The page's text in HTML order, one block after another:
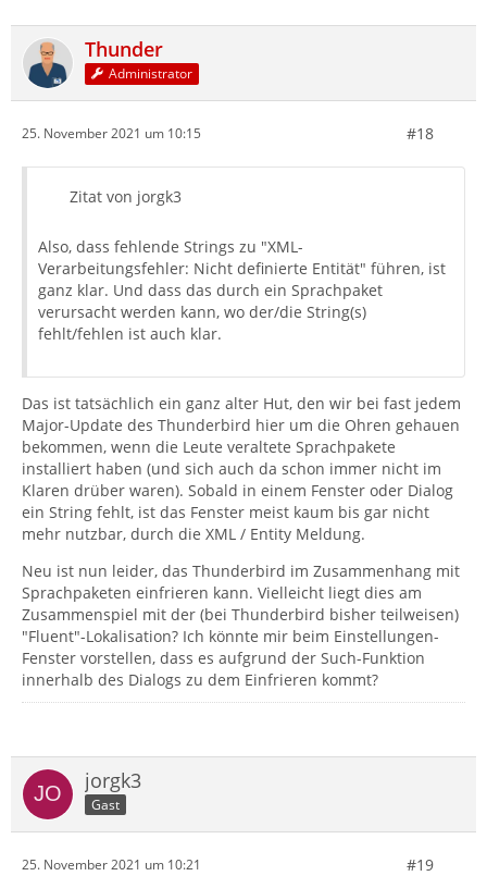
Thunder
Administrator
25. November 2021 um 10:15 #18
Zitat von jorgk3
Also, dass fehlende Strings zu "XML-
Verarbeitungsfehler: Nicht definierte Entität" führen, ist
ganz klar. Und dass das durch ein Sprachpaket
verursacht werden kann, wo der/die String(s)
fehlt/fehlen ist auch klar.
Das ist tatsächlich ein ganz alter Hut, den wir bei fast jedem
Major-Update des Thunderbird hier um die Ohren gehauen
bekommen, wenn die Leute veraltete Sprachpakete
installiert haben (und sich auch da schon immer nicht im
Klaren drüber waren). Sobald in einem Fenster oder Dialog
ein String fehlt, ist das Fenster meist kaum bis gar nicht
mehr nutzbar, durch die XML / Entity Meldung.
Neu ist nun leider, das Thunderbird im Zusammenhang mit
Sprachpaketen einfrieren kann. Vielleicht liegt dies am
Zusammenspiel mit der (bei Thunderbird bisher teilweisen)
"Fluent"-Lokalisation? Ich könnte mir beim Einstellungen-
Fenster vorstellen, dass es aufgrund der Such-Funktion
innerhalb des Dialogs zu dem Einfrieren kommt?
jorgk3
Gast
25. November 2021 um 10:21 #19